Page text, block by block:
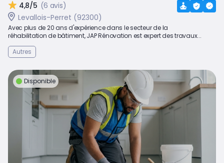
4,8/5 (6 avis)
Levallois-Perret (92300)
Avec plus de 20 ans d'expérience dans le secteur de la
réhabilitation de bâtiment, JAP Rénovation est expert des travaux...
Autres
Disponible